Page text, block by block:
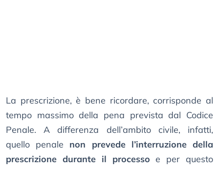
La prescrizione, è bene ricordare, corrisponde al
tempo massimo della pena prevista dal Codice
Penale. A differenza dell’ambito civile, infatti,
quello penale non prevede l’interruzione della
prescrizione durante il processo e per questo